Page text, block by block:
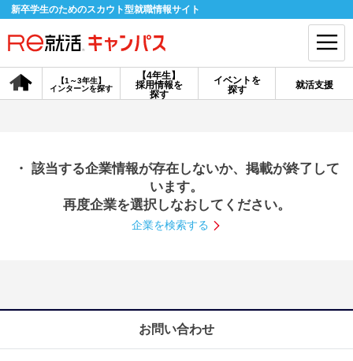
新卒学生のためのスカウト型就職情報サイト
【4年生】
採用情報を
探す
【1～3年生】
インターンを探す
イベントを
探す
就活支援
会員登録 ログイン
探す
【4年生】
説明会を探す
就活ノウハウ・サポート
・ 該当する企業情報が存在しないか、掲載が終了して
います。
再度企業を選択しなおしてください。
企業を検索する
お問い合わせ